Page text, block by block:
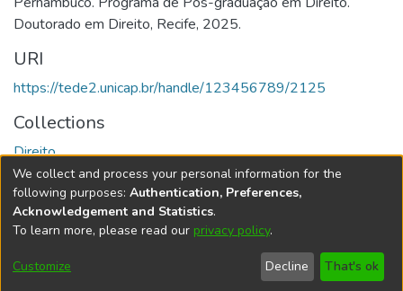
Doutorado em Direito, Recife, 2025.
URI
https://tede2.unicap.br/handle/123456789/2125
Collections
Direito
Full item page
DSpace softwarecopyright © 2002-2026
Cookie
End User
Agreement
Send
Feedback
We collect and process your personal information for the
following purposes: Authentication, Preferences,
Acknowledgement and Statistics.
To learn more, please read our privacy policy.
Customize Decline That's ok